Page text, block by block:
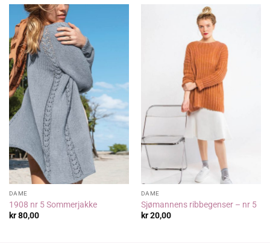
DAME
1908 nr 5 Sommerjakke
kr80,00
DAME
Sjømannens ribbegenser – nr 5
kr20,00